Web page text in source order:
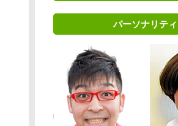
パーソナリティ